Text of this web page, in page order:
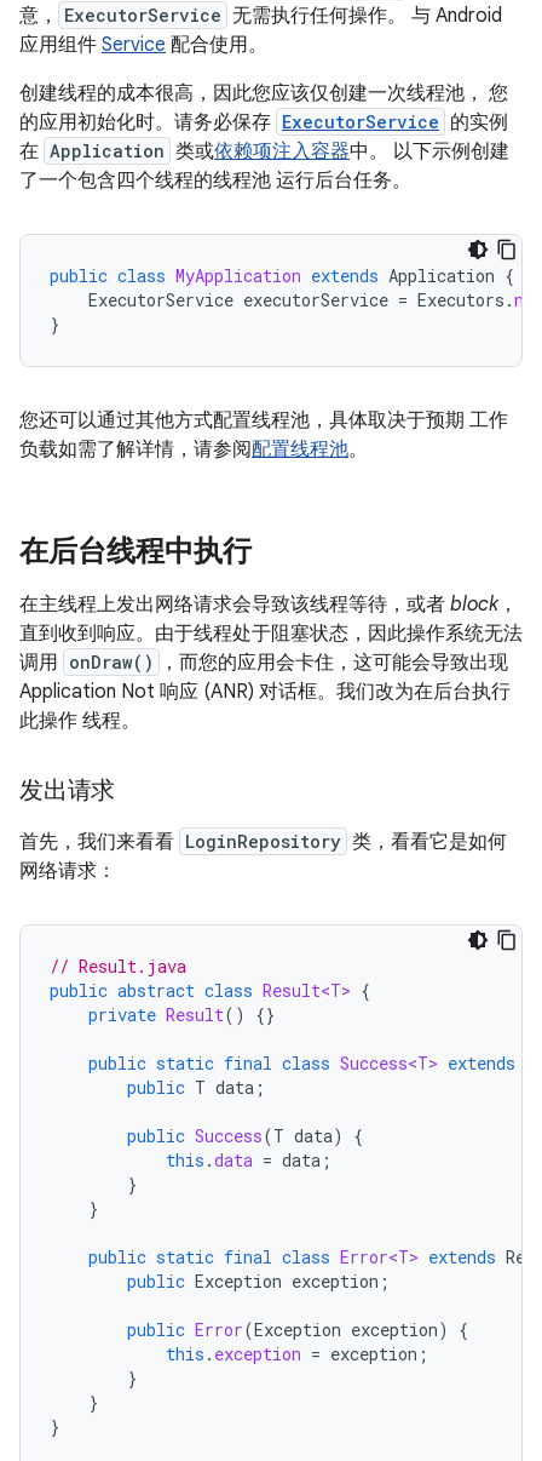
意，
ExecutorService 无需执行任何操作。 与 Android
应用组件 Service 配合使用。
创建线程的成本很高，因此您应该仅创建一次线程池， 您
的应用初始化时。请务必保存 ExecutorService 的实例
在 Application 类或依赖项注入容器中。 以下示例创建
了一个包含四个线程的线程池 运行后台任务。
public class MyApplication extends Application {
ExecutorService executorService = Executors .
}
您还可以通过其他方式配置线程池，具体取决于预期 工作
负载如需了解详情，请参阅配置线程池。
在后台线程中执行
在主线程上发出网络请求会导致该线程等待，或者 block，
直到收到响应。由于线程处于阻塞状态，因此操作系统无法
调用 onDraw()
，而您的应用会卡住，这可能会导致出现
Application Not 响应 (ANR) 对话框。我们改为在后台执行
此操作 线程。
发出请求
首先，我们来看看 LoginRepository 类，看看它是如何
网络请求：
// Result.java
public abstract class Result<T> {
private Result() {}
public static final class Success<T> extends
public T data ;
public Success(T data)
{
this .data = data ;
}
}
public static final class Error<T> extends
public Exception exception ;
public Error(Exception exception)
{
this . exception = exception ;
}
}
}